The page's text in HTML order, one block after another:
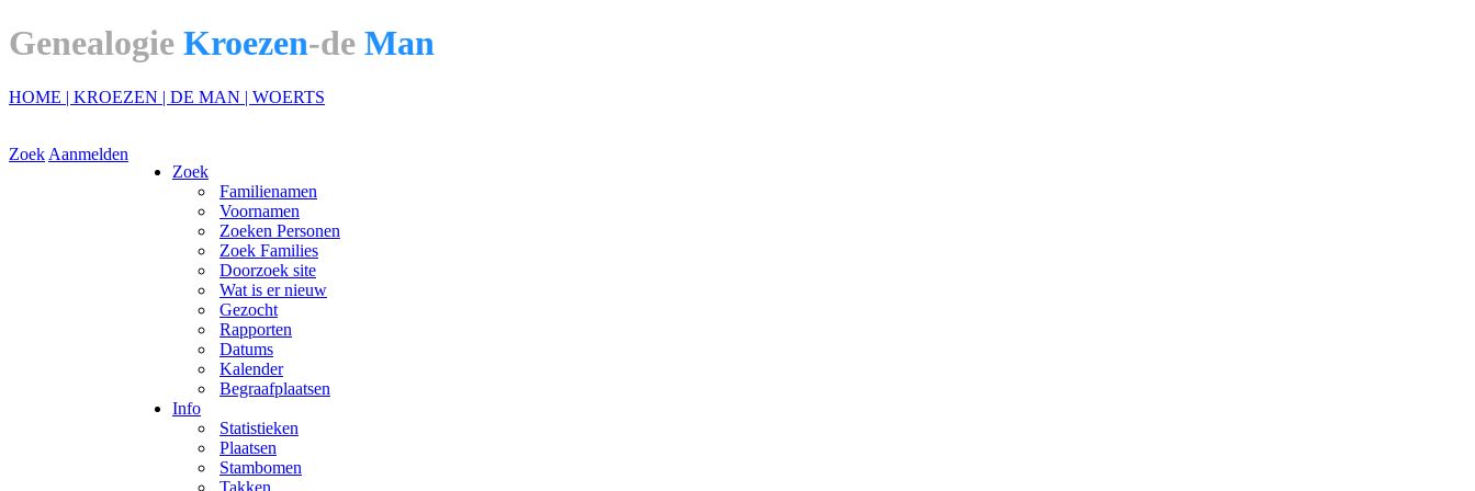
Genealogie Kroezen-de Man
HOME | KROEZEN | DE MAN | WOERTS
Zoek Aanmelden
Zoek
Familienamen
Voornamen
Zoeken Personen
Zoek Families
Doorzoek site
Wat is er nieuw
Gezocht
Rapporten
Datums
Kalender
Begraafplaatsen
Info
Statistieken
Plaatsen
Stambomen
Takken